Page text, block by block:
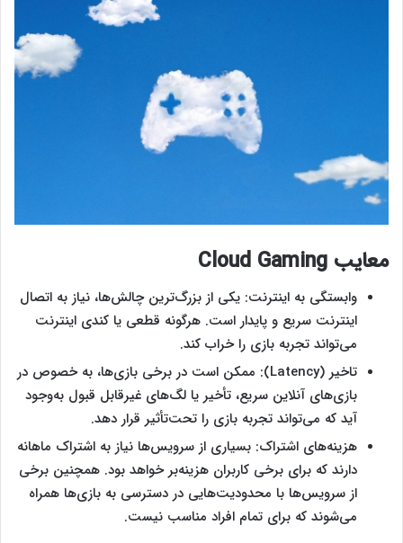
معایب Cloud Gaming
وابستگی به اینترنت: یکی از بزرگ‌ترین چالش‌ها، نیاز به اتصال
اینترنت سریع و پایدار است. هرگونه قطعی یا کندی اینترنت
می‌تواند تجربه بازی را خراب کند.
تاخیر (Latency): ممکن است در برخی بازی‌ها، به خصوص در
بازی‌های آنلاین سریع، تأخیر یا لگ‌های غیرقابل قبول به‌وجود
آید که می‌تواند تجربه بازی را تحت‌تأثیر قرار دهد.
هزینه‌های اشتراک: بسیاری از سرویس‌ها نیاز به اشتراک ماهانه
دارند که برای برخی کاربران هزینه‌بر خواهد بود. همچنین برخی
از سرویس‌ها با محدودیت‌هایی در دسترسی به بازی‌ها همراه
می‌شوند که برای تمام افراد مناسب نیست.